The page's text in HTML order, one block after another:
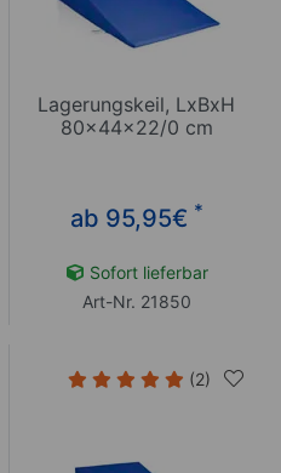
Lagerungskeil, LxBxH
80x44x22/0 cm
ab 95,95€ *
Sofort lieferbar
Art-Nr. 21850
(2)